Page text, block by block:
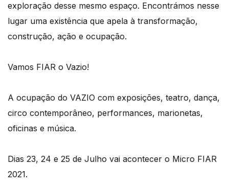
exploração desse mesmo espaço. Encontrámos nesse
lugar uma existência que apela à transformação,
construção, ação e ocupação.
Vamos FIAR o Vazio!
A ocupação do VAZIO com exposições, teatro, dança,
circo contemporâneo, performances, marionetas,
oficinas e música.
Dias 23, 24 e 25 de Julho vai acontecer o Micro FIAR
2021.